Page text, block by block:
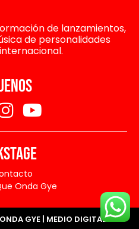
de lanzamientos,
de personalidades
Onda Gye
GYE | MEDIO DIGITAL